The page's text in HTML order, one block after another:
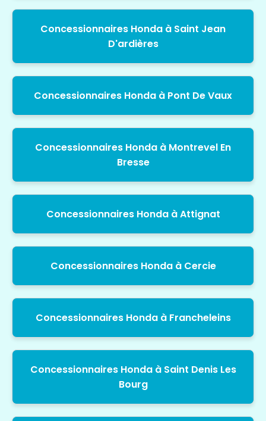
Concessionnaires Honda à Saint Jean
D'ardières
Concessionnaires Honda à Pont De Vaux
Concessionnaires Honda à Montrevel En
Bresse
Concessionnaires Honda à Attignat
Concessionnaires Honda à Cercie
Concessionnaires Honda à Francheleins
Concessionnaires Honda à Saint Denis Les
Bourg